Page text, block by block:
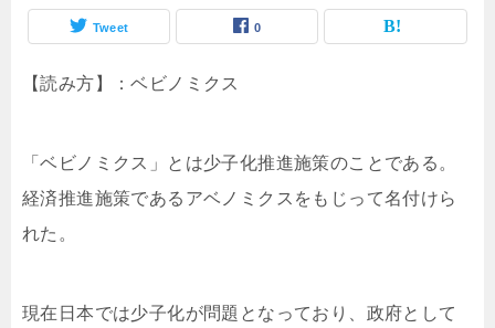
Tweet 0
【読み方】：ベビノミクス
「ベビノミクス」とは少子化推進施策のことである。
経済推進施策であるアベノミクスをもじって名付けら
れた。
現在日本では少子化が問題となっており、政府として